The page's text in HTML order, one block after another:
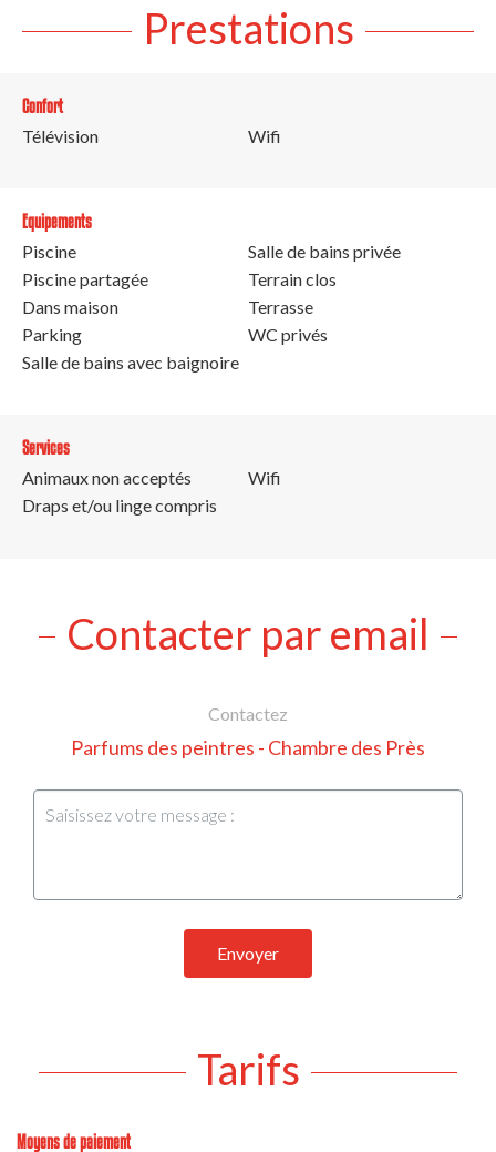
Prestations
Confort
Télévision
Wifi
Equipements
Piscine
Piscine partagée
Dans maison
Parking
Salle de bains avec baignoire
Salle de bains privée
Terrain clos
Terrasse
WC privés
Services
Animaux non acceptés
Draps et/ou linge compris
Wifi
Contacter par email
Contactez
Parfums des peintres - Chambre des Près
Envoyer
Tarifs
Moyens de paiement